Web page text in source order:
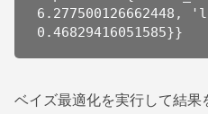
6.277500126662448,
0.46829416051585}}
ベイズ最適化を実行して結